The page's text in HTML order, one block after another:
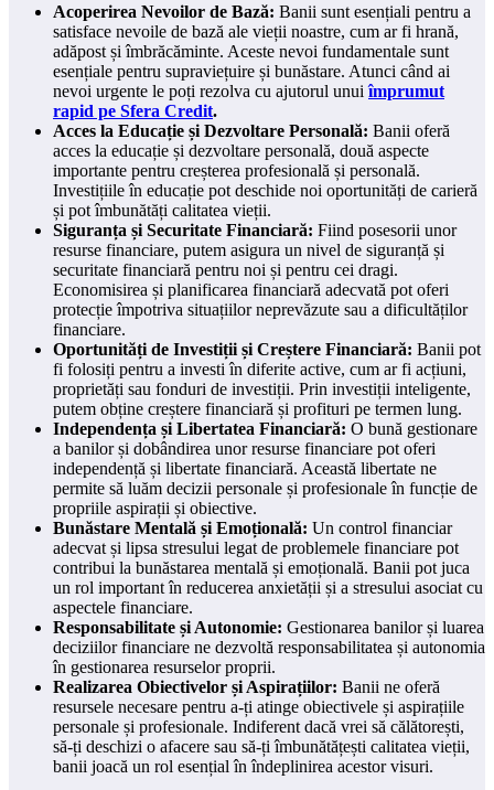
Acoperirea Nevoilor de Bază: Banii sunt esențiali pentru a
satisface nevoile de bază ale vieții noastre, cum ar fi hrană,
adăpost și îmbrăcăminte. Aceste nevoi fundamentale sunt
esențiale pentru supraviețuire și bunăstare. Atunci când ai
nevoi urgente le poți rezolva cu ajutorul unuiîmprumut
rapid pe Sfera Credit.
Acces la Educație și Dezvoltare Personală: Banii oferă
acces la educație și dezvoltare personală, două aspecte
importante pentru creșterea profesională și personală.
Investițiile în educație pot deschide noi oportunități de carieră
și pot îmbunătăți calitatea vieții.
Siguranța și Securitate Financiară: Fiind posesorii unor
resurse financiare, putem asigura un nivel de siguranță și
securitate financiară pentru noi și pentru cei dragi.
Economisirea și planificarea financiară adecvată pot oferi
protecție împotriva situațiilor neprevăzute sau a dificultăților
financiare.
Oportunități de Investiții și Creștere Financiară: Banii pot
fi folosiți pentru a investi în diferite active, cum ar fi acțiuni,
proprietăți sau fonduri de investiții. Prin investiții inteligente,
putem obține creștere financiară și profituri pe termen lung.
Independența și Libertatea Financiară: O bună gestionare
a banilor și dobândirea unor resurse financiare pot oferi
independență și libertate financiară. Această libertate ne
permite să luăm decizii personale și profesionale în funcție de
propriile aspirații și obiective.
Bunăstare Mentală și Emoțională: Un control financiar
adecvat și lipsa stresului legat de problemele financiare pot
contribui la bunăstarea mentală și emoțională. Banii pot juca
un rol important în reducerea anxietății și a stresului asociat cu
aspectele financiare.
Responsabilitate și Autonomie: Gestionarea banilor și luarea
deciziilor financiare ne dezvoltă responsabilitatea și autonomia
în gestionarea resurselor proprii.
Realizarea Obiectivelor și Aspirațiilor: Banii ne oferă
resursele necesare pentru a-ți atinge obiectivele și aspirațiile
personale și profesionale. Indiferent dacă vrei să călătorești,
să-ți deschizi o afacere sau să-ți îmbunătățești calitatea vieții,
banii joacă un rol esențial în îndeplinirea acestor visuri.